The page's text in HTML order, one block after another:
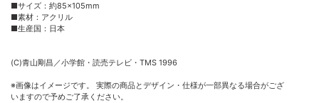
■サイズ：約85×105mm
■素材：アクリル
■生産国：日本
(C)青山剛昌／小学館・読売テレビ・TMS 1996
※画像はイメージです。 実際の商品とデザイン・仕様が一部異なる場合がござ
いますので予めご了承ください。